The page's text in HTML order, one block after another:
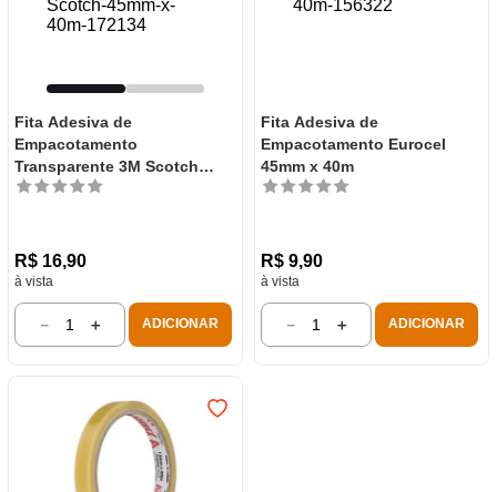
Fita Adesiva de
Empacotamento
Transparente 3M Scotch
45mm x 40m
R$ 16,90
à vista
＋
－ ADICIONAR
Fita Adesiva de
Empacotamento Eurocel
45mm x 40m
R$ 9,90
à vista
＋
－ ADICIONAR